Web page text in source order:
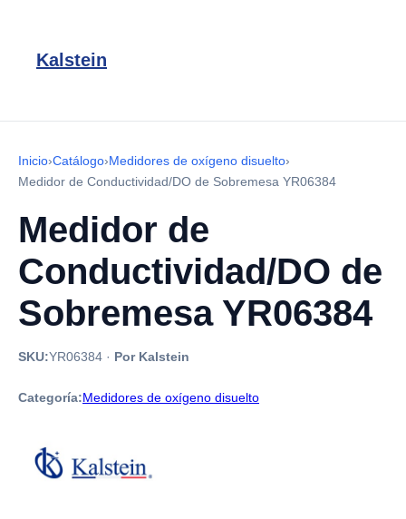
Kalstein
Inicio›Catálogo›Medidores de oxígeno disuelto›
Medidor de Conductividad/DO de Sobremesa YR06384
Medidor de
Conductividad/DO de
Sobremesa YR06384
SKU:YR06384 · Por Kalstein
Categoría:Medidores de oxígeno disuelto